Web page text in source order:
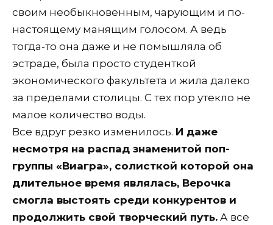
своим необыкновенным, чарующим и по-
настоящему манящим голосом. А ведь
тогда-то она даже и не помышляла об
эстраде, была просто студенткой
экономического факультета и жила далеко
за пределами столицы. С тех пор утекло не
малое количество воды.
Все вдруг резко изменилось. И даже
несмотря на распад знаменитой поп-
группы «Виагра», солисткой которой она
длительное время являлась, Верочка
смогла выстоять среди конкурентов и
продолжить свой творческий путь. А все